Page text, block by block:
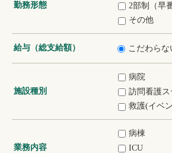
勤務形態
2部制（早
その他
給与（総支給額） こだわらな
施設種別
病院
訪問看護
救護(イベ
業務内容
病棟
ICU